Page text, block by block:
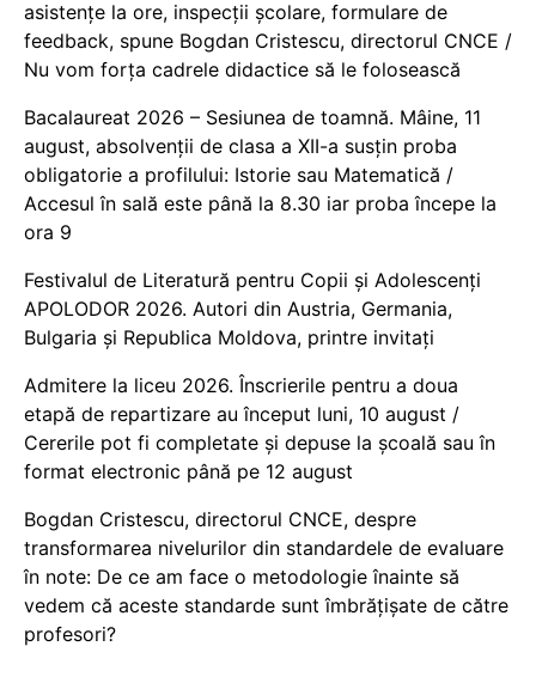
asistențe la ore, inspecții școlare, formulare de
feedback, spune Bogdan Cristescu, directorul CNCE /
Nu vom forța cadrele didactice să le folosească
Bacalaureat 2026 – Sesiunea de toamnă. Mâine, 11
august, absolvenții de clasa a XII-a susțin proba
obligatorie a profilului: Istorie sau Matematică /
Accesul în sală este până la 8.30 iar proba începe la
ora 9
Festivalul de Literatură pentru Copii și Adolescenți
APOLODOR 2026. Autori din Austria, Germania,
Bulgaria și Republica Moldova, printre invitați
Admitere la liceu 2026. Înscrierile pentru a doua
etapă de repartizare au început luni, 10 august /
Cererile pot fi completate și depuse la școală sau în
format electronic până pe 12 august
Bogdan Cristescu, directorul CNCE, despre
transformarea nivelurilor din standardele de evaluare
în note: De ce am face o metodologie înainte să
vedem că aceste standarde sunt îmbrățișate de către
profesori?